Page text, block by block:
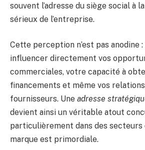
souvent l’adresse du siège social à
sérieux de l’entreprise.
Cette perception n’est pas anodine
influencer directement vos
commerciales, votre capacité à
financements et même vos
fournisseurs. Une adresse
devient ainsi un véritable atout
particulièrement dans des secteurs
marque est primordiale.